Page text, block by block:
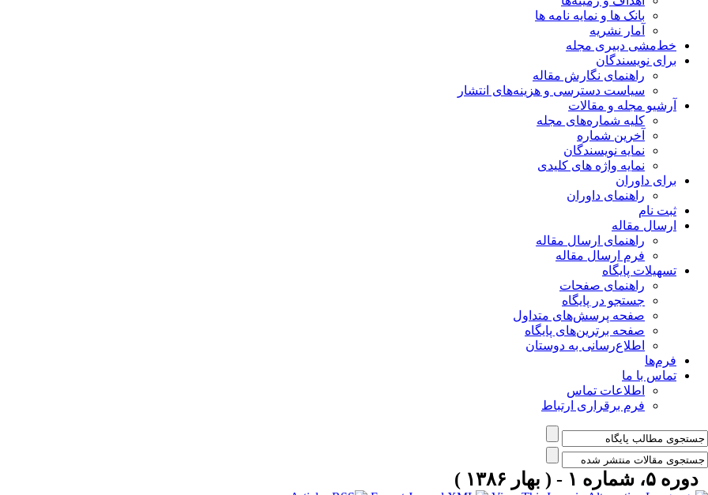
بانک ها و نمایه نامه ها
آمار نشریه
خط‌مشی دبیری مجله
برای نویسندگان
راهنمای نگارش مقاله
سیاست دسترسی و هزینه‌های انتشار
آرشیو مجله و مقالات
کلیه شماره‌های مجله
آخرین شماره
نمایه نویسندگان
نمایه واژه های کلیدی
برای داوران
راهنمای داوران
ثبت نام
ارسال مقاله
راهنمای ارسال مقاله
فرم ارسال مقاله
تسهیلات پایگاه
راهنمای صفحات
جستجو در پایگاه
صفحه پرسش‌های متداول
صفحه برترین‌های پایگاه
اطلاع‌رسانی به دوستان
فرم‌ها
تماس با ما
اطلاعات تماس
فرم برقراری ارتباط
دوره ۵، شماره ۱ - ( بهار ۱۳۸۶ )